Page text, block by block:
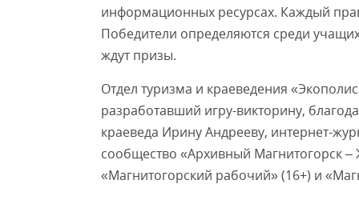
информационных ресурсах. Каждый
Победители определяются среди
ждут призы.
Отдел туризма и краеведения
разработавший игру-викторину,
краеведа Ирину Андрееву, интернет-
сообщество «Архивный Магнитогорск –
«Магнитогорский рабочий» (16+) и